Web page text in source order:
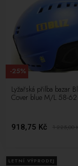
Lyžařská přilba bazar
Cover blue M/L 58-62
918,75 Kč 1 225,00
-25%
LETNÍ VÝPRODEJ